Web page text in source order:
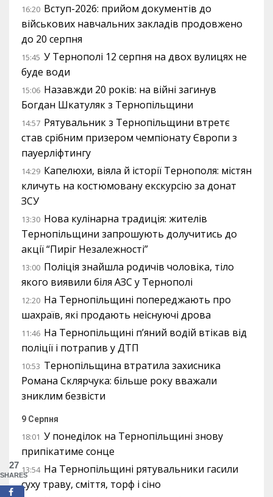
16:20 Вступ-2026: прийом документів до
військових навчальних закладів продовжено
до 20 серпня
15:45 У Тернополі 12 серпня на двох вулицях не
буде води
15:06 Назавжди 20 років: на війні загинув
Богдан Шкатуляк з Тернопільщини
14:57 Рятувальник з Тернопільщини втретє
став срібним призером чемпіонату Європи з
пауерліфтингу
14:29 Капелюхи, віяла й історії Тернополя: містян
кличуть на костюмовану екскурсію за донат
ЗСУ
13:30 Нова кулінарна традиція: жителів
Тернопільщини запрошують долучитись до
акції “Пиріг Незалежності”
13:00 Поліція знайшла родичів чоловіка, тіло
якого виявили біля АЗС у Тернополі
12:20 На Тернопільщині попереджають про
шахраїв, які продають неіснуючі дрова
11:46 На Тернопільщині п’яний водій втікав від
поліції і потрапив у ДТП
10:53 Тернопільщина втратила захисника
Романа Склярчука: більше року вважали
зниклим безвісти
9 Серпня
18:01 У понеділок на Тернопільщині знову
припікатиме сонце
13:54 На Тернопільщині рятувальники гасили
суху траву, сміття, торф і сіно
27
SHARES